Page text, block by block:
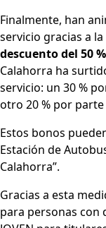
Finalmente, han
servicio gracias a la
descuento del 50
Calahorra ha
servicio: un 30 %
otro 20 % por
Estos bonos
Estación de
Calahorra”.
Gracias a esta
para personas con